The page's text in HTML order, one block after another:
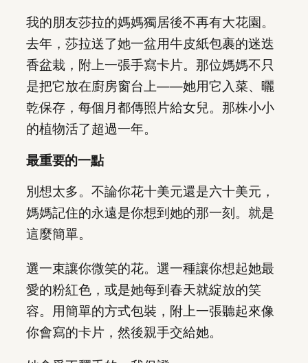
我的朋友莎拉的媽媽獨居後不再有大花園。
去年，莎拉送了她一盆用牛皮紙包裹的迷迭
香盆栽，附上一張手寫卡片。那位媽媽不只
是把它放在廚房窗台上——她用它入菜、曬
乾保存，每個月都傳照片給女兒。那株小小
的植物活了超過一年。
最重要的一點
別想太多。不論你花十美元還是六十美元，
媽媽記住的永遠是你想到她的那一刻。就是
這麼簡單。
選一束讓你微笑的花。選一種讓你想起她最
愛的粉紅色，或是她每到春天就綻放的笑
容。用簡單的方式包裝，附上一張聽起來像
你會寫的卡片，然後親手交給她。